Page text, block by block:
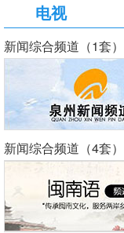
电视
新闻综合频道（1套）
新闻综合频道（4套）